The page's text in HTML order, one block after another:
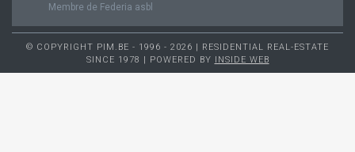
Membre de Federia asbl
© COPYRIGHT PIM.BE - 1996 - 2026 | RESIDENTIAL REAL-ESTATE
SINCE 1978 | POWERED BY
INSIDE WEB